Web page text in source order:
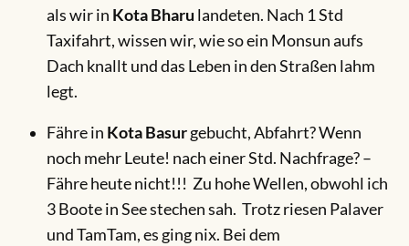
als wir in Kota Bharu landeten. Nach 1 Std
Taxifahrt, wissen wir, wie so ein Monsun aufs
Dach knallt und das Leben in den Straßen lahm
legt.
Fähre in Kota Basurgebucht, Abfahrt? Wenn
noch mehr Leute! nach einer Std. Nachfrage? –
Fähre heute nicht!!! Zu hohe Wellen, obwohl ich
3 Boote in See stechen sah. Trotz riesen Palaver
und TamTam, es ging nix. Bei dem